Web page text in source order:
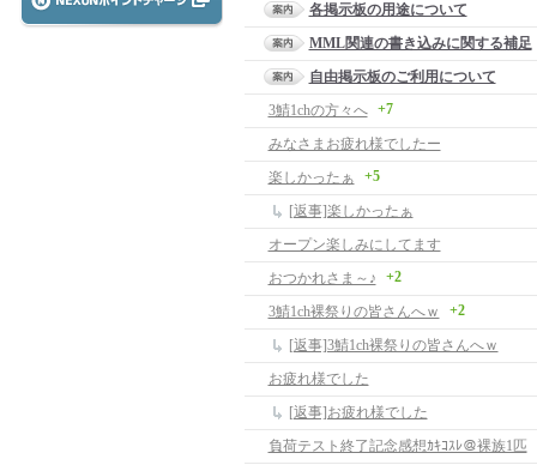
各掲示板の用途について
MML関連の書き込みに関する補足
自由掲示板のご利用について
3鯖1chの方々へ
+7
みなさまお疲れ様でしたー
楽しかったぁ
+5
[返事]楽しかったぁ
オープン楽しみにしてます
おつかれさま～♪
+2
3鯖1ch裸祭りの皆さんへｗ +2
[返事]3鯖1ch裸祭りの皆さんへｗ
お疲れ様でした
[返事]お疲れ様でした
負荷テスト終了記念感想ｶｷｺｽﾚ＠裸族1匹